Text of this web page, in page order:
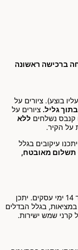
בוצע). ציורים על
גליל. ציורים על
קנבס נשלחים ללא
על הקיר.
3 -7 ימי עסקים, ייתכנו עיקובים בגלל
תשלום מאובטח,
ניתן להחליף/להחזיר עד 14 ימי עסקים. יתכן
במציאות, בגלל הבדלים
קרני שמש ישירות.